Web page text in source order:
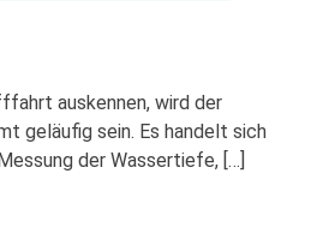
auskennen, wird der
geläufig sein. Es handelt sich
der Wassertiefe, […]